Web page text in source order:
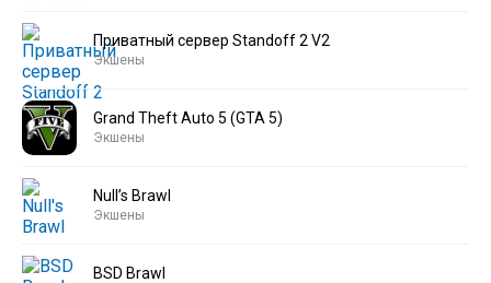
Приватный сервер Standoff 2 V2
Экшены
Grand Theft Auto 5 (GTA 5)
Экшены
Null’s Brawl
Экшены
BSD Brawl